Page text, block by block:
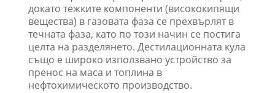
докато тежките компоненти (висококипящи
вещества) в газовата фаза се прехвърлят в
течната фаза, като по този начин се постига
целта на разделянето. Дестилационната кула
също е широко използвано устройство за
пренос на маса и топлина в
нефтохимическото производство.